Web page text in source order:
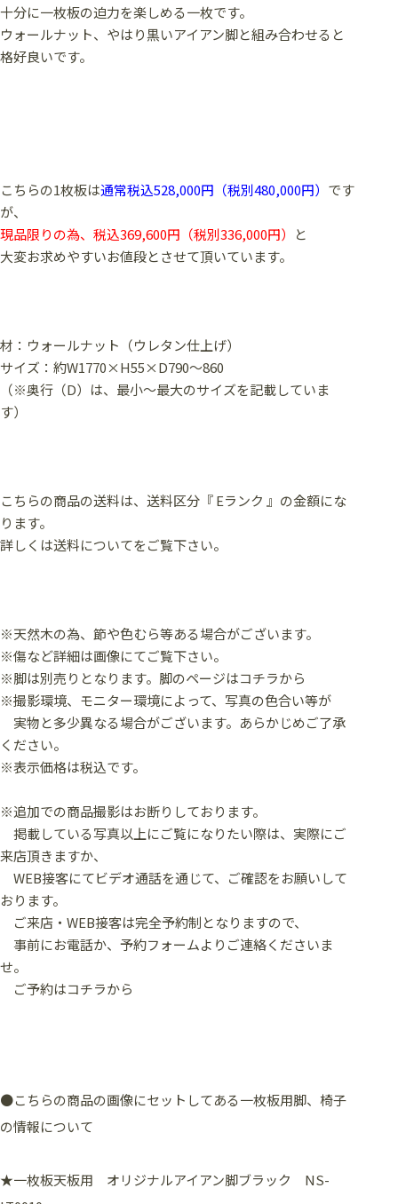
十分に一枚板の迫力を楽しめる一枚です。
ウォールナット、やはり黒いアイアン脚と組み合わせると
格好良いです。
こちらの1枚板は通常税込528,000円（税別480,000円） です
が、
現品限りの為、税込369,600円（税別336,000円）
と
大変お求めやすいお値段とさせて頂いています。
材：ウォールナット（ウレタン仕上げ）
サイズ：約W1770×H55×D790～860
（※奥行（D）は、最小～最大のサイズを記載していま
す）
こちらの商品の送料は、送料区分『 Eランク 』の金額にな
ります。
詳しくは送料についてをご覧下さい。
※天然木の為、節や色むら等ある場合がございます。
※傷など詳細は画像にてご覧下さい。
※脚は別売りとなります。 脚のページはコチラから
※撮影環境、モニター環境によって、写真の色合い等が
実物と多少異なる場合がございます。あらかじめご了承
ください。
※表示価格は税込です。
※追加での商品撮影はお断りしております。
掲載している写真以上にご覧になりたい際は、実際にご
来店頂きますか、
WEB接客にてビデオ通話を通じて、ご確認をお願いして
おります。
ご来店・WEB接客は完全予約制となりますので、
事前にお電話か、予約フォームよりご連絡くださいま
せ。
ご予約はコチラから
●こちらの商品の画像にセットしてある一枚板用脚、椅子
の情報について
★一枚板天板用 オリジナルアイアン脚ブラック NS-